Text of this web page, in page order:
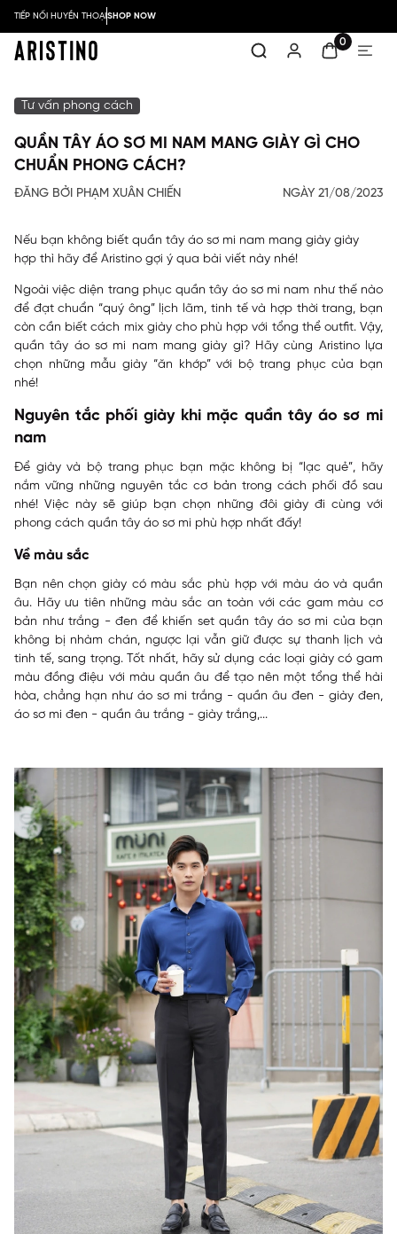
TIẾP NỐI HUYỀN THOẠISHOP NOW
0
Tư vấn phong cách
QUẦN TÂY ÁO SƠ MI NAM MANG GIÀY GÌ CHO
CHUẨN PHONG CÁCH?
ĐĂNG BỞI PHẠM XUÂN CHIẾN NGÀY 21/08/2023
Nếu bạn không biết quần tây áo sơ mi nam mang giày giày
hợp thì hãy để Aristino gợi ý qua bài viết này nhé!
Ngoài việc diện trang phục quần tây áo sơ mi nam như thế nào
để đạt chuẩn “quý ông” lịch lãm, tinh tế và hợp thời trang, bạn
còn cần biết cách mix giày cho phù hợp với tổng thể outfit. Vậy,
quần tây áo sơ mi nam mang giày gì? Hãy cùng Aristino lựa
chọn những mẫu giày “ăn khớp” với bộ trang phục của bạn
nhé!
Nguyên tắc phối giày khi mặc quần tây áo sơ mi
nam
Để giày và bộ trang phục bạn mặc không bị “lạc quẻ”, hãy
nắm vững những nguyên tắc cơ bản trong cách phối đồ sau
nhé! Việc này sẽ giúp bạn chọn những đôi giày đi cùng với
phong cách quần tây áo sơ mi phù hợp nhất đấy!
Về màu sắc
Bạn nên chọn giày có màu sắc phù hợp với màu áo và quần
âu. Hãy ưu tiên những màu sắc an toàn với các gam màu cơ
bản như trắng - đen để khiến set quần tây áo sơ mi của bạn
không bị nhàm chán, ngược lại vẫn giữ được sự thanh lịch và
tinh tế, sang trọng. Tốt nhất, hãy sử dụng các loại giày có gam
màu đồng điệu với màu quần âu để tạo nên một tổng thể hài
hòa, chẳng hạn như áo sơ mi trắng - quần âu đen - giày đen,
áo sơ mi đen - quần âu trắng - giày trắng,...